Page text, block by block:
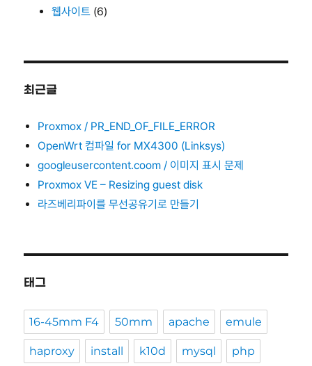
웹사이트 (6)
최근글
Proxmox / PR_END_OF_FILE_ERROR
OpenWrt 컴파일 for MX4300 (Linksys)
googleusercontent.coom / 이미지 표시 문제
Proxmox VE – Resizing guest disk
라즈베리파이를 무선공유기로 만들기
태그
16-45mm F4 50mm apache emule
haproxy install k10d mysql php